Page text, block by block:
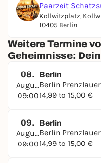
Paarzeit
10405 Berlin
Weitere Termine
Geheimnisse:
08.
August
09:00
Berlin
Berlin
14,99 to 15,00 €
09.
August
09:00
Berlin
Berlin
14,99 to 15,00 €